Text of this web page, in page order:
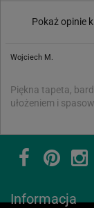
Pokaż opinie
Wojciech M.
Piękna tapeta,
ułożeniem i
Informacja